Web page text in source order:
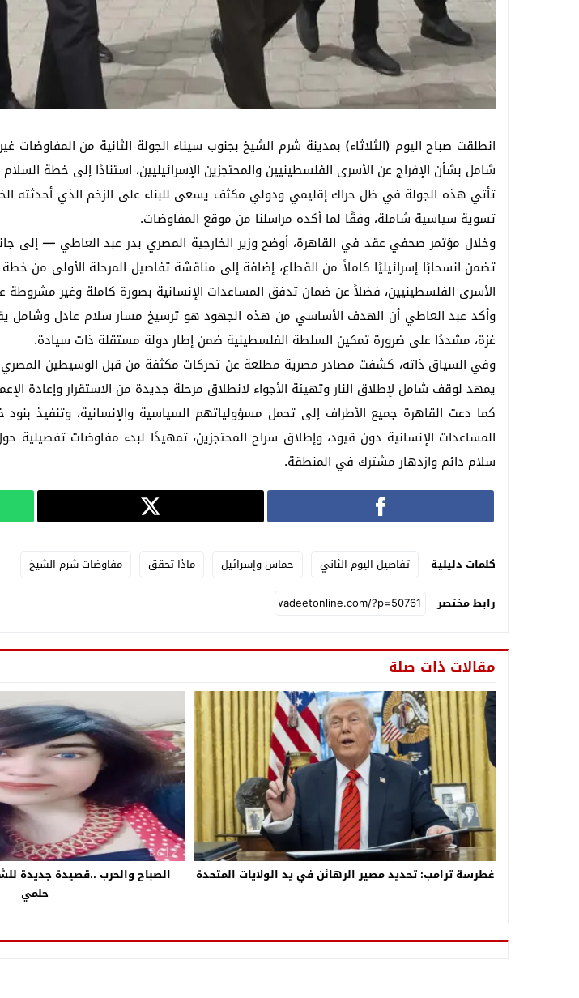
انطلقت صباح اليوم (الثلاثاء) بمدينة شرم الشيخ بجنوب سيناء الجولة الثانية من
شامل بشأن الإفراج عن الأسرى الفلسطينيين والمحتجزين الإسرائيليين، استنادًا إلى خطة
تأتي هذه الجولة في ظل حراك إقليمي ودولي مكثف يسعى للبناء على الزخم الذي أحدثته
تسوية سياسية شاملة، وفقًا لما أكده مراسلنا من موقع المفاوضات.
وخلال مؤتمر صحفي عقد في القاهرة، أوضح وزير الخارجية المصري بدر عبد العاطي — إلى جانب
تضمن انسحابًا إسرائيليًا كاملاً من القطاع، إضافة إلى مناقشة تفاصيل المرحلة الأولى من
الأسرى الفلسطينيين، فضلاً عن ضمان تدفق المساعدات الإنسانية بصورة كاملة وغير مشروطة
وأكد عبد العاطي أن الهدف الأساسي من هذه الجهود هو ترسيخ مسار سلام عادل وشامل
غزة، مشددًا على ضرورة تمكين السلطة الفلسطينية ضمن إطار دولة مستقلة ذات سيادة.
وفي السياق ذاته، كشفت مصادر مصرية مطلعة عن تحركات مكثفة من قبل الوسيطين المصري
يمهد لوقف شامل لإطلاق النار وتهيئة الأجواء لانطلاق مرحلة جديدة من الاستقرار وإعادة
كما دعت القاهرة جميع الأطراف إلى تحمل مسؤولياتهم السياسية والإنسانية، وتنفيذ
المساعدات الإنسانية دون قيود، وإطلاق سراح المحتجزين، تمهيدًا لبدء مفاوضات
سلام دائم وازدهار مشترك في المنطقة.
كلمات دليلية تفاصيل اليوم الثاني حماس وإسرائيل ماذا تحقق
مفاوضات شرم الشيخ
رابط مختصر
مقالات ذات صلة
غطرسة ترامب: تحديد مصير الرهائن في يد الولايات المتحدة
الصباح والحرب ..قصيدة جديدة
حلمي